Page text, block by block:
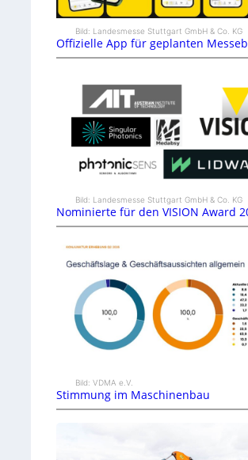
Bild: Landesmesse Stuttgart GmbH & Co. KG
Offizielle App für geplanten
Bild: Landesmesse Stuttgart GmbH & Co. KG
Nominierte für den VISION Award
Bild: VDMA e.V.
Stimmung im Maschinenbau